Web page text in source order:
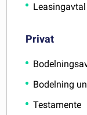
Leasingavtal
Privat
Bodelning
Testamente